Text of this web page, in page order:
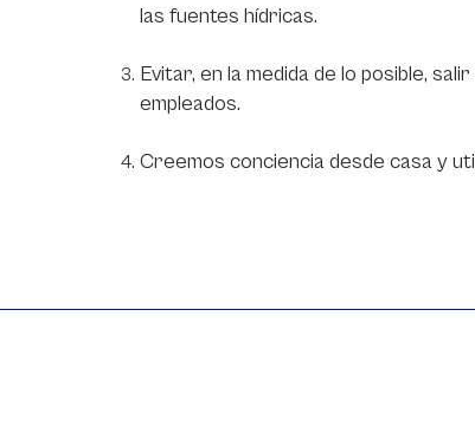
las fuentes hídricas.
Evitar, en la medida de lo posible,
empleados.
Creemos conciencia desde casa y